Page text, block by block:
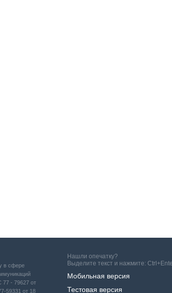
в сфере
- 79627 от
59331 от 18
Нашли опечатку?
Выделите текст и нажмите:
Мобильная версия
Тестовая версия